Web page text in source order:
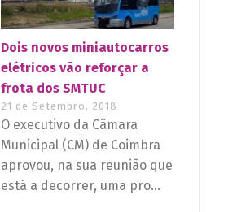
Dois novos miniautocarros
elétricos vão reforçar a
frota dos SMTUC
21 de Setembro, 2018
O executivo da Câmara
Municipal (CM) de Coimbra
aprovou, na sua reunião que
está a decorrer, uma pro...